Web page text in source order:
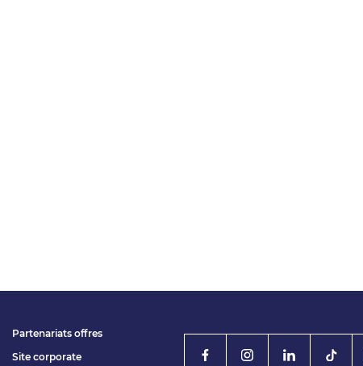
Partenariats offres
Site corporate